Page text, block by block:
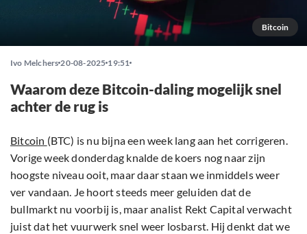
Bitcoin
Ivo Melchers 20-08-2025 19:51
Waarom deze Bitcoin-daling mogelijk snel
achter de rug is
Bitcoin (BTC) is nu bijna een week lang aan het corrigeren.
Vorige week donderdag knalde de koers nog naar zijn
hoogste niveau ooit, maar daar staan we inmiddels weer
ver vandaan. Je hoort steeds meer geluiden dat de
bullmarkt nu voorbij is, maar analist Rekt Capital verwacht
juist dat het vuurwerk snel weer losbarst. Hij denkt dat we